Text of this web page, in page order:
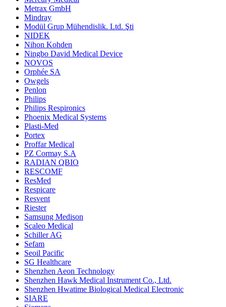
Metrax GmbH
Mindray
Modül Grup Mühendislik. Ltd. Şti
NIDEK
Nihon Kohden
Ningbo David Medical Device
NOVOS
Orphée SA
Owgels
Penlon
Philips
Philips Respironics
Phoenix Medical Systems
Plasti-Med
Portex
Proffar Medical
PZ Cormay S.A
RADIAN QBIO
RESCOMF
ResMed
Respicare
Resvent
Riester
Samsung Medison
Scaleo Medical
Schiller AG
Sefam
Seoil Pacific
SG Healthcare
Shenzhen Aeon Technology
Shenzhen Hawk Medical Instrument Co., Ltd.
Shenzhen Hwatime Biological Medical Electronic
SIARE